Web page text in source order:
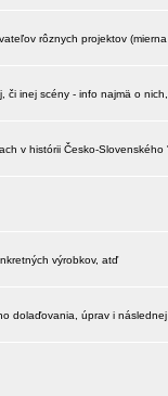
rôznych projektov
či inej scény - info najmä o
v histórii Česko-Slovenského
výrobkov, atď
dolaďovania, úprav i